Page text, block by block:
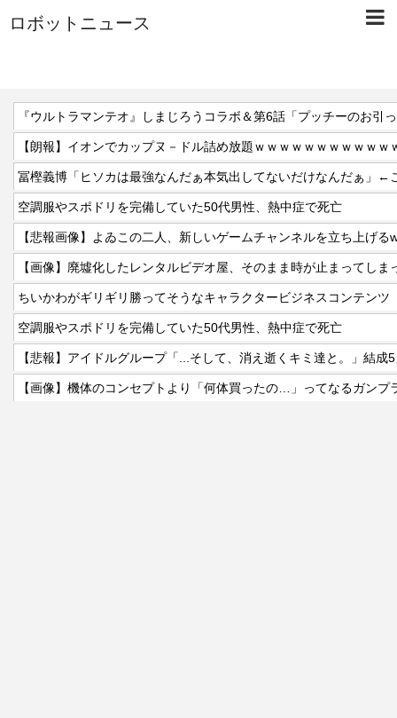
ロボットニュース
『ウルトラマンテオ』しまじろうコラボ＆第6話「プッチーのお引
【朗報】イオンでカップヌ－ドル詰め放題ｗｗｗｗｗｗｗｗｗｗｗ
空調服やスポドリを完備していた50代男性、熱中症で死亡
【悲報画像】よゐこの二人、新しいゲームチャンネルを立ち上げる
【画像】廃墟化したレンタルビデオ屋、そのまま時が止まってし
ちいかわがギリギリ勝ってそうなキャラクタービジネスコンテンツ
空調服やスポドリを完備していた50代男性、熱中症で死亡
【悲報】アイドルグループ「...そして、消え逝くキミ達と。」結成
【画像】機体のコンセプトより「何体買ったの…」ってなるガンプ